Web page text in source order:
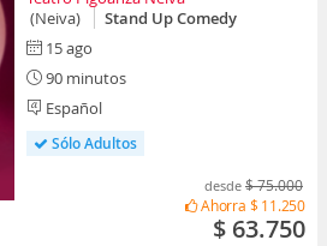
(Neiva)
Stand Up Comedy
15 ago
90 minutos
Español
Sólo Adultos
desde $ 75.000
Ahorra $ 11.250
$ 63.750